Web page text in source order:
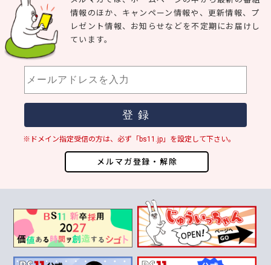
メルマガ登録・解除
情報のほか、キャンペーン情報や、更新情報、プ
レゼント情報、お知らせなどを不定期にお届けし
ています。
※ドメイン指定受信の方は、必ず「bs11.jp」を設定して下さい。